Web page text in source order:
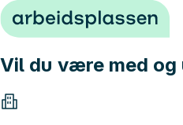
Hopp til innhold
Vil du være med